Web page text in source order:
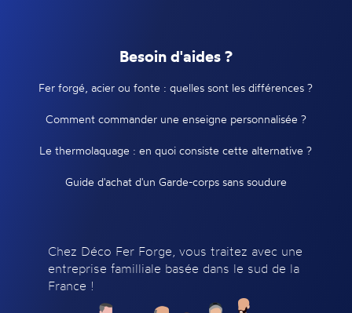
Besoin d'aides ?
Fer forgé, acier ou fonte : quelles sont les différences ?
Comment commander une enseigne personnalisée ?
Le thermolaquage : en quoi consiste cette alternative ?
Guide d'achat d'un Garde-corps sans soudure
Chez Déco Fer Forge, vous traitez avec une
entreprise familliale basée dans le sud de la
France !